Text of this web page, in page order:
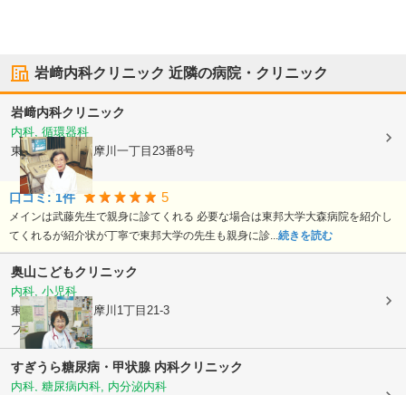
岩﨑内科クリニック 近隣の病院・クリニック
岩﨑内科クリニック
内科, 循環器科
東京都大田区多摩川一丁目23番8号
口コミ: 1件 5
メインは武藤先生で親身に診てくれる 必要な場合は東邦大学大森病院を紹介し
てくれるが紹介状が丁寧で東邦大学の先生も親身に診...続きを読む
奥山こどもクリニック
内科, 小児科
東京都大田区多摩川1丁目21-3
プチメゾン1F
すぎうら糖尿病・甲状腺 内科クリニック
内科, 糖尿病内科, 内分泌内科